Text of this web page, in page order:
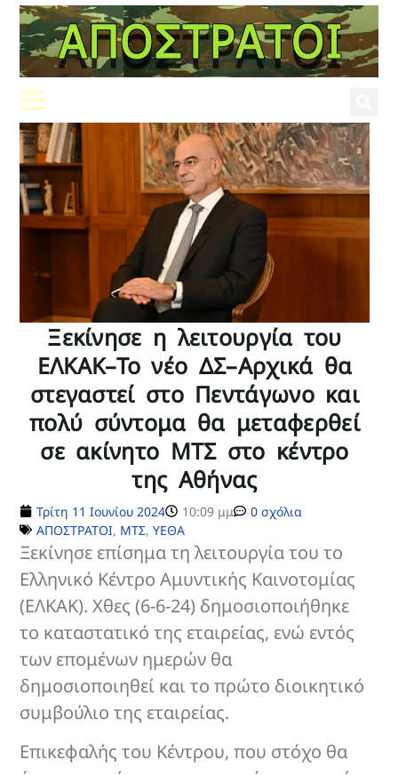
Ξεκίνησε η λειτουργία του
ΕΛΚΑΚ–Το νέο ΔΣ–Αρχικά θα
στεγαστεί στο Πεντάγωνο και
πολύ σύντομα θα μεταφερθεί
σε ακίνητο ΜΤΣ στο κέντρο
της Αθήνας
Τρίτη 11 Ιουνίου 2024 10:09 μμ
0 σχόλια
ΑΠΟΣΤΡΑΤΟΙ, ΜΤΣ,ΥΕΘΑ
Ξεκίνησε επίσημα τη λειτουργία του το
Ελληνικό Κέντρο Αμυντικής Καινοτομίας
(ΕΛΚΑΚ). Χθες (6-6-24) δημοσιοποιήθηκε
το καταστατικό της εταιρείας, ενώ εντός
των επομένων ημερών θα
δημοσιοποιηθεί και το πρώτο διοικητικό
συμβούλιο της εταιρείας.
Επικεφαλής του Κέντρου, που στόχο θα